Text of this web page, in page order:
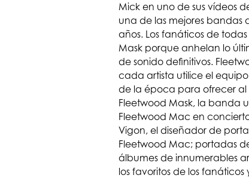
Mick en uno de sus vídeos
una de las mejores bandas
años. Los fanáticos de
Mask porque anhelan lo
de sonido definitivos.
cada artista utilice el
de la época para ofrecer al
Fleetwood Mask, la banda
Fleetwood Mac en
Vigon, el diseñador de
Fleetwood Mac; portadas
álbumes de innumerables
los favoritos de los